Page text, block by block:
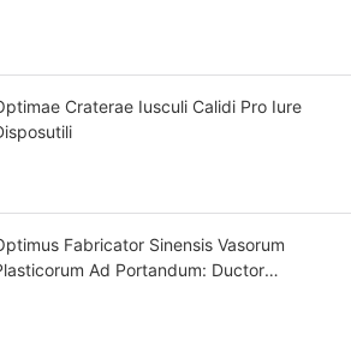
Craterae Iusculi Calidi Pro Iure
Fabricator Sinensis Vasorum
Ad Portandum: Ductor